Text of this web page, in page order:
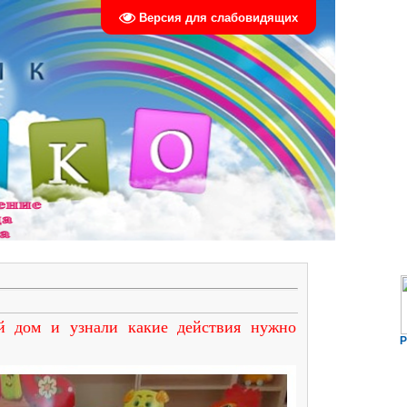
Версия для слабовидящих
дом и узнали какие действия нужно